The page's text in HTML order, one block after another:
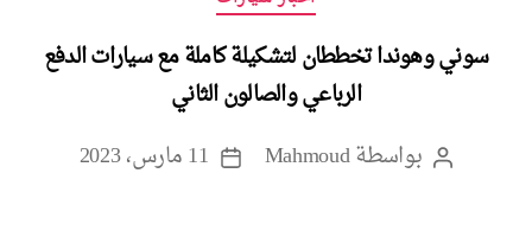
سوني وهوندا تخططان لتشكيلة كاملة مع سيارات الدفع
الرباعي والصالون الثاني
كاتببواسطةMahmoud
تاريخ
11 مارس، 2023